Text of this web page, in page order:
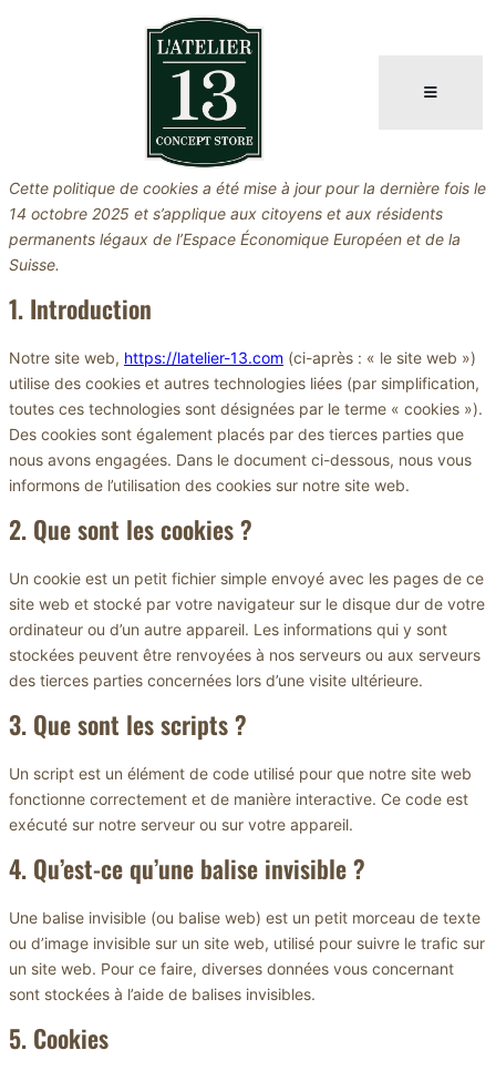
Cette politique de cookies a été mise à jour pour la dernière fois le
14 octobre 2025 et s’applique aux citoyens et aux résidents
permanents légaux de l’Espace Économique Européen et de la
Suisse.
1. Introduction
Notre site web, https://latelier-13.com (ci-après : « le site web »)
utilise des cookies et autres technologies liées (par simplification,
toutes ces technologies sont désignées par le terme « cookies »).
Des cookies sont également placés par des tierces parties que
nous avons engagées. Dans le document ci-dessous, nous vous
informons de l’utilisation des cookies sur notre site web.
2. Que sont les cookies ?
Un cookie est un petit fichier simple envoyé avec les pages de ce
site web et stocké par votre navigateur sur le disque dur de votre
ordinateur ou d’un autre appareil. Les informations qui y sont
stockées peuvent être renvoyées à nos serveurs ou aux serveurs
des tierces parties concernées lors d’une visite ultérieure.
3. Que sont les scripts ?
Un script est un élément de code utilisé pour que notre site web
fonctionne correctement et de manière interactive. Ce code est
exécuté sur notre serveur ou sur votre appareil.
4. Qu’est-ce qu’une balise invisible ?
Une balise invisible (ou balise web) est un petit morceau de texte
ou d’image invisible sur un site web, utilisé pour suivre le trafic sur
un site web. Pour ce faire, diverses données vous concernant
sont stockées à l’aide de balises invisibles.
5. Cookies